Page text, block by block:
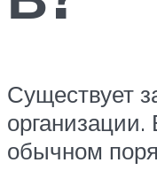
Существует
обычном